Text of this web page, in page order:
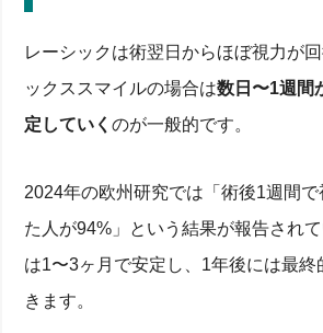
レーシックは術翌日からほぼ視力が
ックススマイルの場合は数日〜1週間
定していくのが一般的です。
2024年の欧州研究では「術後1週間
た人が94%」という結果が報告され
は1〜3ヶ月で安定し、1年後には最終
きます。